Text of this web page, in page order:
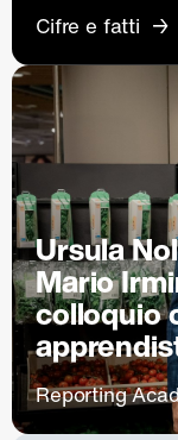
Cifre e fatti
Ursula
Mario
colloquio
Reporting